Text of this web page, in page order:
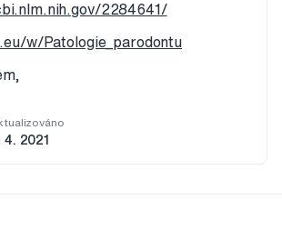
2284641/
w/Patologie_parodontu
4. 2021